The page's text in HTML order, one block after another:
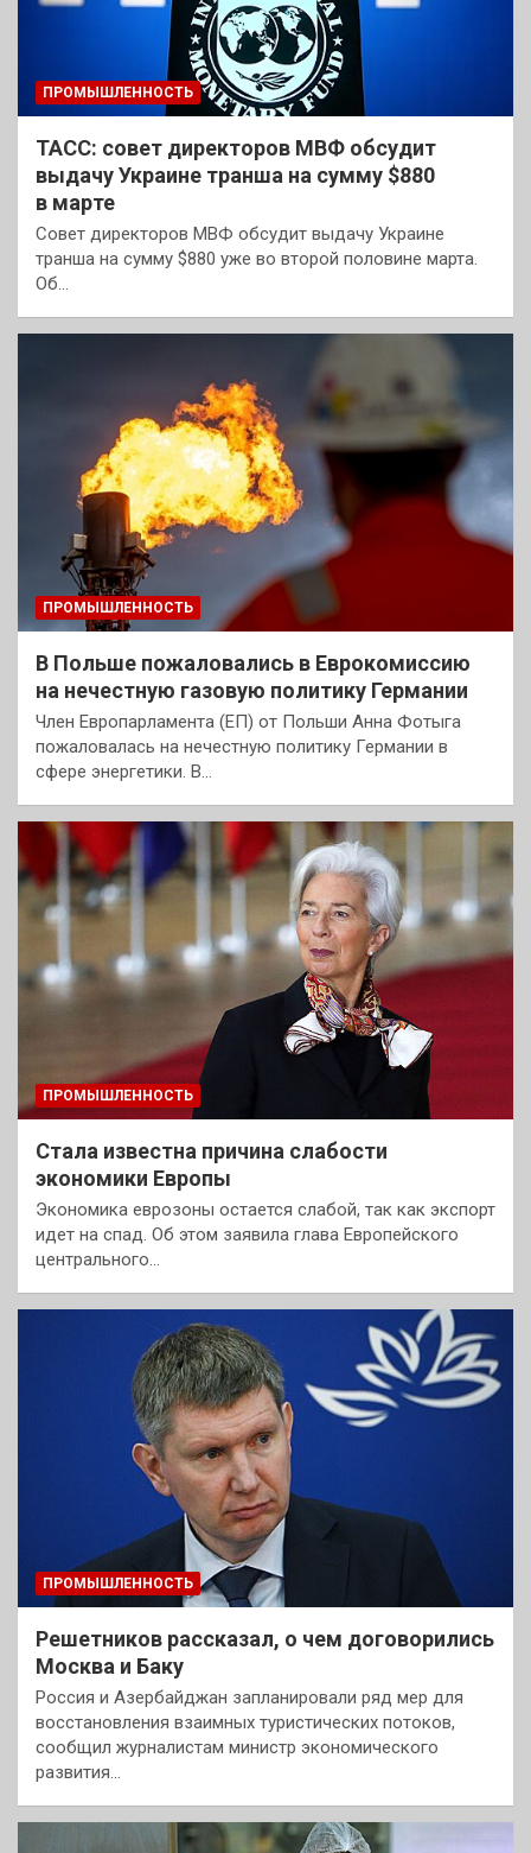
ПРОМЫШЛЕННОСТЬ
ТАСС: совет директоров МВФ обсудит
выдачу Украине транша на сумму $880
в марте
Совет директоров МВФ обсудит выдачу Украине
транша на сумму $880 уже во второй половине марта.
Об…
ПРОМЫШЛЕННОСТЬ
В Польше пожаловались в Еврокомиссию
на нечестную газовую политику Германии
Член Европарламента (ЕП) от Польши Анна Фотыга
пожаловалась на нечестную политику Германии в
сфере энергетики. В…
ПРОМЫШЛЕННОСТЬ
Стала известна причина слабости
экономики Европы
Экономика еврозоны остается слабой, так как экспорт
идет на спад. Об этом заявила глава Европейского
центрального…
ПРОМЫШЛЕННОСТЬ
Решетников рассказал, о чем договорились
Москва и Баку
Россия и Азербайджан запланировали ряд мер для
восстановления взаимных туристических потоков,
сообщил журналистам министр экономического
развития…